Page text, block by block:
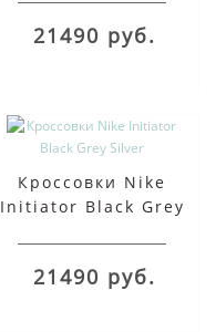
21490 руб.
Кроссовки Nike
Initiator Black Grey
21490 руб.